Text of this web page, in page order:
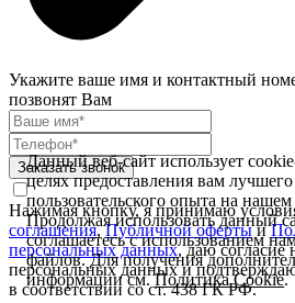
Укажите ваше имя и контактный
позвонят Вам
Заказать звонок
Нажимая кнопку, я принимаю
соглашения,Публичной офертыи
персональных данных, даю согласие
персональных данных и
в соответствии со ст. 438 ГК РФ.
Данный веб-сайт использует
целях предоставления вам лучшего
пользовательского опыта на нашем
Продолжая использовать данный
соглашаетесь с использованием
файлов. Для получения
информации см.Политика Cookie.